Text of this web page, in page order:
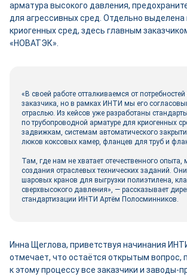
арматура высокого давления,
для агрессивных сред. Отдельно выделена
криогенных сред, здесь главным
«НОВАТЭК».
«В своей работе отталкиваемся от
заказчика, но в рамках ИНТИ мы его
отраслью. Из кейсов уже разработаны стандарты
по трубопроводной арматуре для криогенных
задвижкам, системам автоматического
люков коксовых камер, фланцев для труб и
Там, где нам не хватает отечественного
создания отраслевых технических заданий.
шаровых кранов для выгрузки полиэтилена,
сверхвысокого давления», — рассказывает
стандартизации ИНТИ Артём Полосминников.
Инна Щеглова, приветствуя начинания
отмечает, что остаётся открытым вопрос,
к этому процессу все заказчики и заводы-­